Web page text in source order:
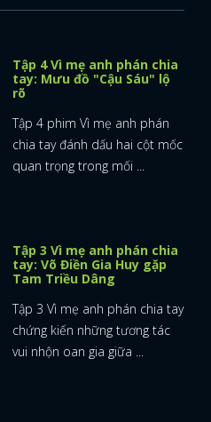
Tập 4 Vì mẹ anh phán chia
tay: Mưu đồ "Cậu Sáu" lộ
rõ
Tập 4 phim Vì mẹ anh phán
chia tay đánh dấu hai cột mốc
quan trọng trong mối ...
Tập 3 Vì mẹ anh phán chia
tay: Võ Điền Gia Huy gặp
Tam Triều Dâng
Tập 3 Vì mẹ anh phán chia tay
chứng kiến những tương tác
vui nhộn oan gia giữa ...